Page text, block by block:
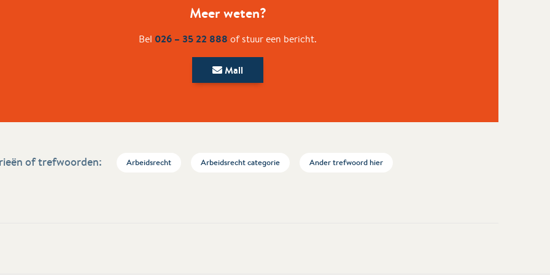
Meer weten?
Bel 026 – 35 22 888 of stuur een bericht.
Mail
of trefwoorden: Arbeidsrecht Arbeidsrecht categorie Ander trefwoord hier